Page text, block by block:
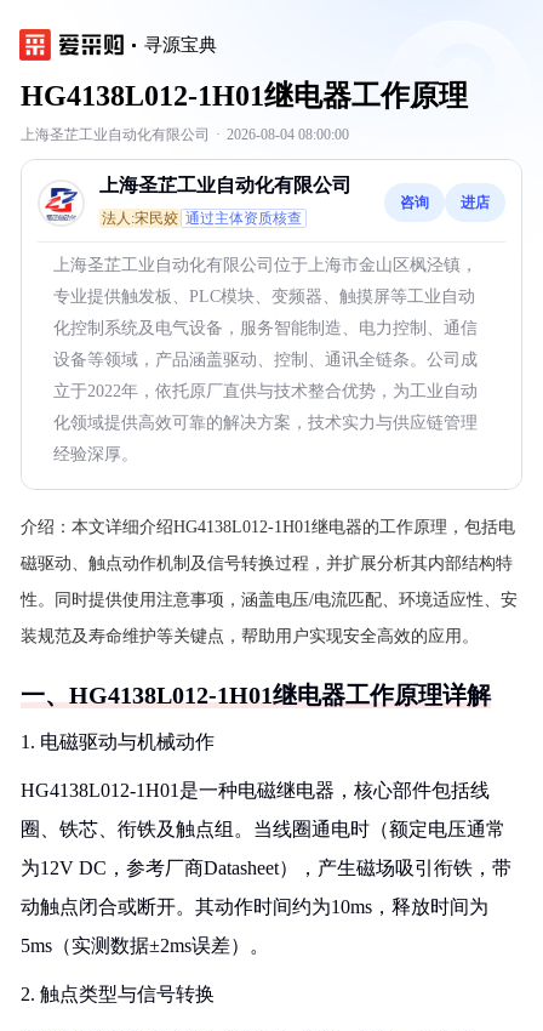
寻源宝典
HG4138L012-1H01继电器工作原理
上海圣芷工业自动化有限公司 · 2026-08-04 08:00:00
上海圣芷工业自动化有限公司
法人:宋民姣 通过主体资质核查
咨询 进店
上海圣芷工业自动化有限公司位于上海市金山区枫泾镇，
专业提供触发板、PLC模块、变频器、触摸屏等工业自动
化控制系统及电气设备，服务智能制造、电力控制、通信
设备等领域，产品涵盖驱动、控制、通讯全链条。公司成
立于2022年，依托原厂直供与技术整合优势，为工业自动
化领域提供高效可靠的解决方案，技术实力与供应链管理
经验深厚。
介绍： 本文详细介绍HG4138L012-1H01继电器的工作原理，包括电
磁驱动、触点动作机制及信号转换过程，并扩展分析其内部结构特
性。同时提供使用注意事项，涵盖电压/电流匹配、环境适应性、安
装规范及寿命维护等关键点，帮助用户实现安全高效的应用。
一、HG4138L012-1H01继电器工作原理详解
1. 电磁驱动与机械动作
HG4138L012-1H01是一种电磁继电器，核心部件包括线
圈、铁芯、衔铁及触点组。当线圈通电时（额定电压通常
为12V DC，参考厂商Datasheet），产生磁场吸引衔铁，带
动触点闭合或断开。其动作时间约为10ms，释放时间为
5ms（实测数据±2ms误差）。
2. 触点类型与信号转换